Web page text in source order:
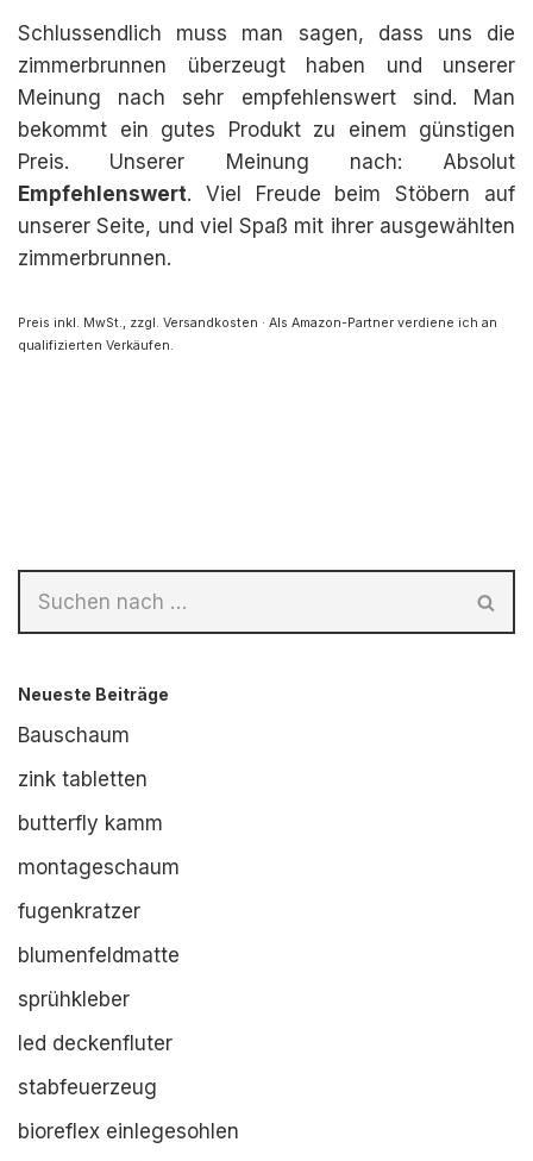
Schlussendlich muss man sagen, dass uns die
zimmerbrunnen überzeugt haben und unserer
Meinung nach sehr empfehlenswert sind. Man
bekommt ein gutes Produkt zu einem günstigen
Preis. Unserer Meinung nach: Absolut
Empfehlenswert. Viel Freude beim Stöbern auf
unserer Seite, und viel Spaß mit ihrer ausgewählten
zimmerbrunnen.
Preis inkl. MwSt., zzgl. Versandkosten · Als Amazon-Partner verdiene ich an
qualifizierten Verkäufen.
Neueste Beiträge
Bauschaum
zink tabletten
butterfly kamm
montageschaum
fugenkratzer
blumenfeldmatte
sprühkleber
led deckenfluter
stabfeuerzeug
bioreflex einlegesohlen